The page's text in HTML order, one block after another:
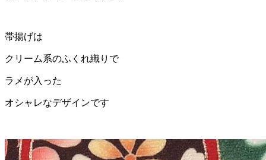
帯揚げは
クリーム系のふくれ織りで
ラメが入った
オシャレなデザインです